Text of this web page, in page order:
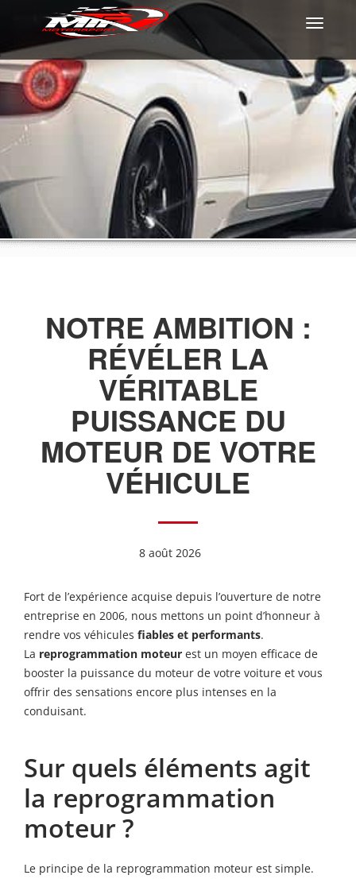
Toggle
NOTRE AMBITION :
RÉVÉLER LA
VÉRITABLE
PUISSANCE DU
MOTEUR DE VOTRE
VÉHICULE
8 août 2026
Fort de l’expérience acquise depuis l’ouverture de notre
entreprise en 2006, nous mettons un point d’honneur à
rendre vos véhicules fiables et performants.
La reprogrammation moteur est un moyen efficace de
booster la puissance du moteur de votre voiture et vous
offrir des sensations encore plus intenses en la
conduisant.
Sur quels éléments agit
la reprogrammation
moteur ?
Le principe de la reprogrammation moteur est simple.